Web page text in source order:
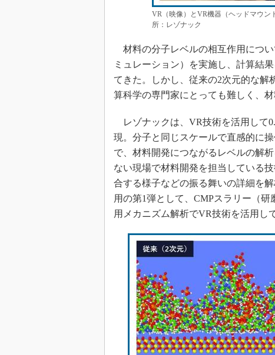
VR（映像）とVR機器（ヘッドマウン
所：レゾナック
材料の分子レベルの相互作用につ
ミュレーション）を実施し、計算結
てきた。しかし、従来の2次元的な
算科学の専門家にとっても難しく、
レゾナックは、VR技術を活用して
現。分子と同じスケールで直感的に
で、材料開発につながるレベルの解
ない現場で材料開発を担当している
合する様子などの振る舞いの詳細を
用の第1弾として、CMPスラリー（
用メカニズム解析でVR技術を活用し